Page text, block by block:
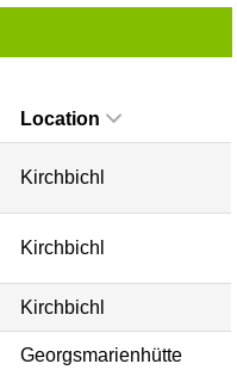
Location
Kirchbichl
Kirchbichl
Kirchbichl
Georgsmarienhütte